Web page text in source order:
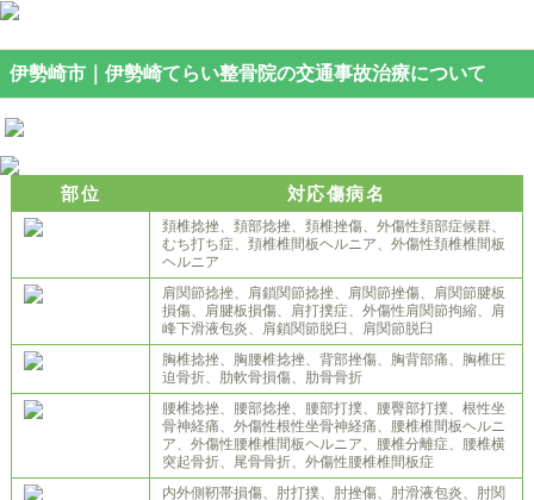
伊勢崎市｜伊勢崎てらい整骨院の交通事故治療について
部位 対応傷病名
頚椎捻挫、頚部捻挫、頚椎挫傷、外傷性頚部症候群、
むち打ち症、頚椎椎間板ヘルニア、外傷性頚椎椎間板
ヘルニア
肩関節捻挫、肩鎖関節捻挫、肩関節挫傷、肩関節腱板
損傷、肩腱板損傷、肩打撲症、外傷性肩関節拘縮、肩
峰下滑液包炎、肩鎖関節脱臼、肩関節脱臼
胸椎捻挫、胸腰椎捻挫、背部挫傷、胸背部痛、胸椎圧
迫骨折、肋軟骨損傷、肋骨骨折
腰椎捻挫、腰部捻挫、腰部打撲、腰臀部打撲、根性坐
骨神経痛、外傷性根性坐骨神経痛、腰椎椎間板ヘルニ
ア、外傷性腰椎椎間板ヘルニア、腰椎分離症、腰椎横
突起骨折、尾骨骨折、外傷性腰椎椎間板症
内外側靭帯損傷、肘打撲、肘挫傷、肘滑液包炎、肘関